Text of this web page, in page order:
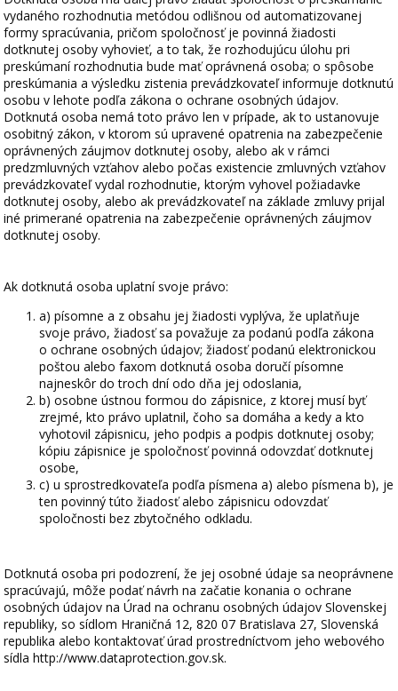
vydaného rozhodnutia metódou odlišnou od automatizovanej
formy spracúvania, pričom spoločnosť je povinná žiadosti
dotknutej osoby vyhovieť, a to tak, že rozhodujúcu úlohu pri
preskúmaní rozhodnutia bude mať oprávnená osoba; o spôsobe
preskúmania a výsledku zistenia prevádzkovateľ informuje dotknutú
osobu v lehote podľa zákona o ochrane osobných údajov.
Dotknutá osoba nemá toto právo len v prípade, ak to ustanovuje
osobitný zákon, v ktorom sú upravené opatrenia na zabezpečenie
oprávnených záujmov dotknutej osoby, alebo ak v rámci
predzmluvných vzťahov alebo počas existencie zmluvných vzťahov
prevádzkovateľ vydal rozhodnutie, ktorým vyhovel požiadavke
dotknutej osoby, alebo ak prevádzkovateľ na základe zmluvy prijal
iné primerané opatrenia na zabezpečenie oprávnených záujmov
dotknutej osoby.
Ak dotknutá osoba uplatní svoje právo:
a) písomne a z obsahu jej žiadosti vyplýva, že uplatňuje
svoje právo, žiadosť sa považuje za podanú podľa zákona
o ochrane osobných údajov; žiadosť podanú elektronickou
poštou alebo faxom dotknutá osoba doručí písomne
najneskôr do troch dní odo dňa jej odoslania,
b) osobne ústnou formou do zápisnice, z ktorej musí byť
zrejmé, kto právo uplatnil, čoho sa domáha a kedy a kto
vyhotovil zápisnicu, jeho podpis a podpis dotknutej osoby;
kópiu zápisnice je spoločnosť povinná odovzdať dotknutej
osobe,
c) u sprostredkovateľa podľa písmena a) alebo písmena b), je
ten povinný túto žiadosť alebo zápisnicu odovzdať
spoločnosti bez zbytočného odkladu.
Dotknutá osoba pri podozrení, že jej osobné údaje sa neoprávnene
spracúvajú, môže podať návrh na začatie konania o ochrane
osobných údajov na Úrad na ochranu osobných údajov Slovenskej
republiky, so sídlom Hraničná 12, 820 07 Bratislava 27, Slovenská
republika alebo kontaktovať úrad prostredníctvom jeho webového
sídla http://www.dataprotection.gov.sk.